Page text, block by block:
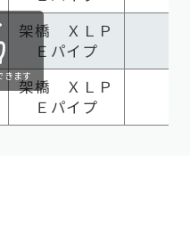
架橋 ＸＬＰ
Ｅパイプ
架橋 ＸＬＰ
Ｅパイプ
きます